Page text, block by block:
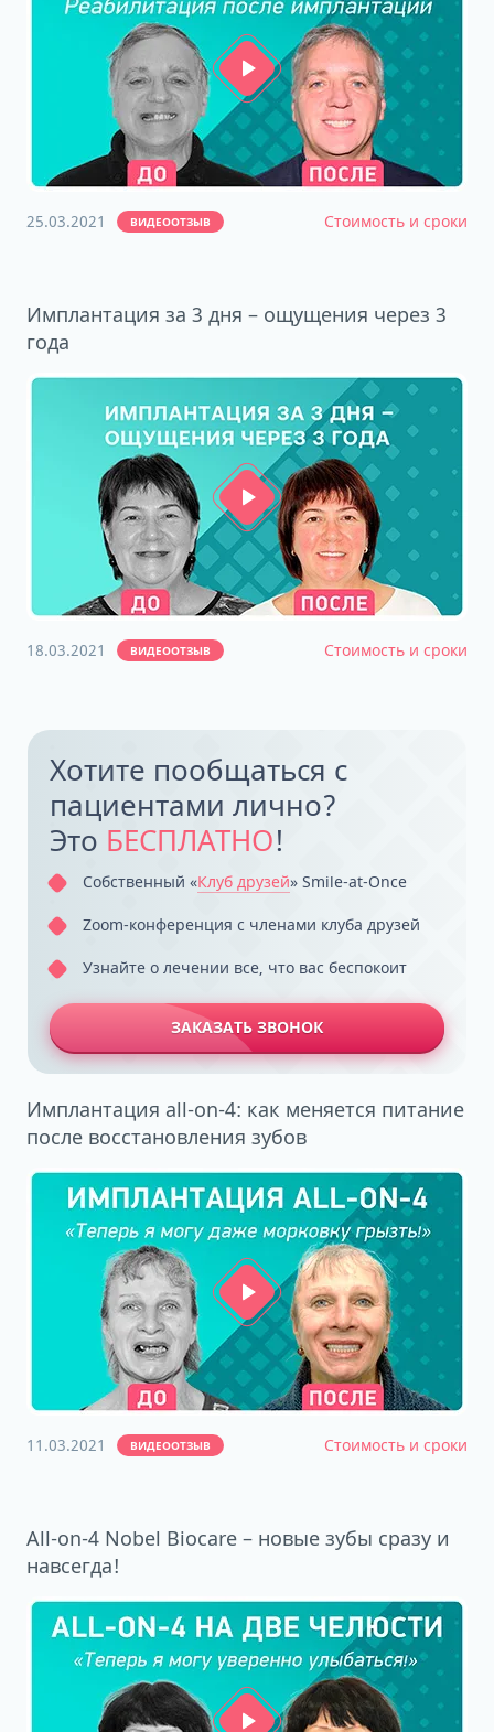
25.03.2021 ВИДЕООТЗЫВ Стоимость и сроки
Имплантация за 3 дня – ощущения через 3
года
18.03.2021 ВИДЕООТЗЫВ Стоимость и сроки
Хотите пообщаться с
пациентами лично?
Это БЕСПЛАТНО!
Собственный «‎Клуб друзей» Smile-at-Once
Zoom-конференция с членами клуба друзей
Узнайте о лечении все, что вас беспокоит
ЗАКАЗАТЬ ЗВОНОК
Имплантация all-on-4: как меняется питание
после восстановления зубов
11.03.2021 ВИДЕООТЗЫВ Стоимость и сроки
All-on-4 Nobel Biocare – новые зубы сразу и
навсегда!